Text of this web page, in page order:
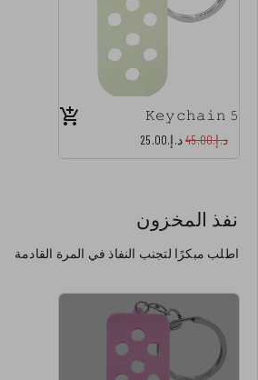
𝙺𝚎𝚢𝚌𝚑𝚊𝚒𝚗 𝟻
د.إ.‏45.00 د.إ.‏25.00
نفذ المخزون
اطلب مبكرًا لتجنب النفاذ في المرة القادمة